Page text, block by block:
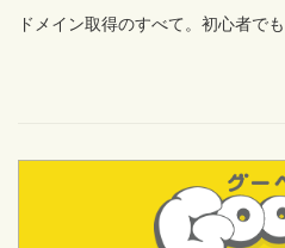
ドメイン取得のすべて。初心者で